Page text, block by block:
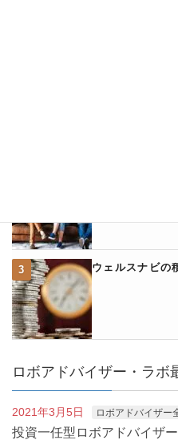
ウェルスナビの
ロボアドバイザー・ラボ
2021年3月5日 ロボアドバイザー
投資一任型ロボアドバイザ